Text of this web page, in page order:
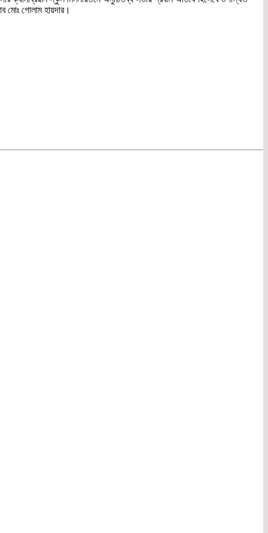
মোঃ গোলাম হায়দার।